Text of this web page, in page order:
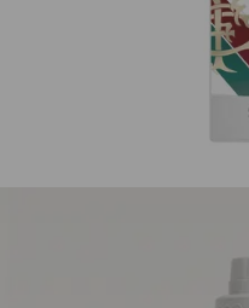
Garrafa Térmica Fresh